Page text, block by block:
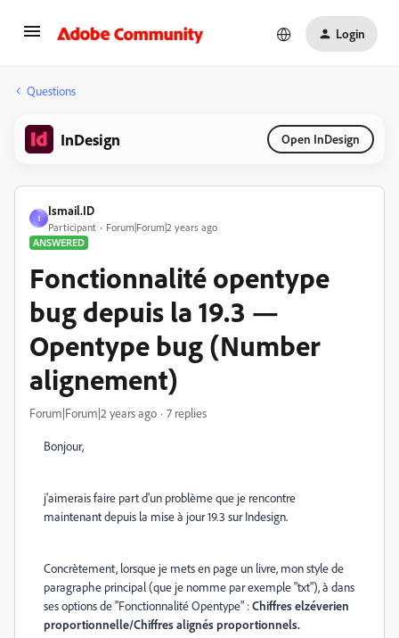
Login
Questions
InDesign Open InDesign
I
Ismail.ID
Participant
Forum|Forum|2 years ago
ANSWERED
Fonctionnalité opentype
bug depuis la 19.3 —
Opentype bug (Number
alignement)
Forum|Forum|2 years ago 7 replies
Bonjour,
j'aimerais faire part d'un problème que je rencontre
maintenant depuis la mise à jour 19.3 sur Indesign.
Concrètement, lorsque je mets en page un livre, mon style de
paragraphe principal (que je nomme par exemple "txt"), à dans
ses options de "Fonctionnalité Opentype" :Chiffres elzéverien
proportionnelle/Chiffres alignés proportionnels.